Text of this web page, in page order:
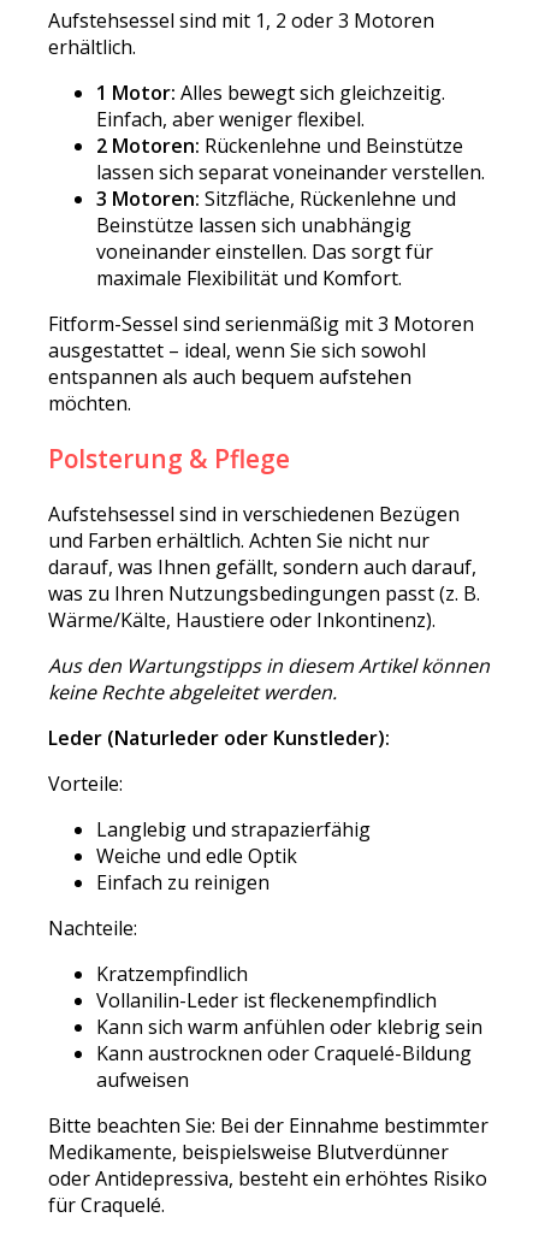
Aufstehsessel sind mit 1, 2 oder 3 Motoren
erhältlich.
1 Motor: Alles bewegt sich gleichzeitig.
Einfach, aber weniger flexibel.
2 Motoren: Rückenlehne und Beinstütze
lassen sich separat voneinander verstellen.
3 Motoren: Sitzfläche, Rückenlehne und
Beinstütze lassen sich unabhängig
voneinander einstellen. Das sorgt für
maximale Flexibilität und Komfort.
Fitform-Sessel sind serienmäßig mit 3 Motoren
ausgestattet – ideal, wenn Sie sich sowohl
entspannen als auch bequem aufstehen
möchten.
Polsterung & Pflege
Aufstehsessel sind in verschiedenen Bezügen
und Farben erhältlich. Achten Sie nicht nur
darauf, was Ihnen gefällt, sondern auch darauf,
was zu Ihren Nutzungsbedingungen passt (z. B.
Wärme/Kälte, Haustiere oder Inkontinenz).
Aus den Wartungstipps in diesem Artikel können
keine Rechte abgeleitet werden.
Leder (Naturleder oder Kunstleder):
Vorteile:
Langlebig und strapazierfähig
Weiche und edle Optik
Einfach zu reinigen
Nachteile:
Kratzempfindlich
Vollanilin-Leder ist fleckenempfindlich
Kann sich warm anfühlen oder klebrig sein
Kann austrocknen oder Craquelé-Bildung
aufweisen
Bitte beachten Sie: Bei der Einnahme bestimmter
Medikamente, beispielsweise Blutverdünner
oder Antidepressiva, besteht ein erhöhtes Risiko
für Craquelé.